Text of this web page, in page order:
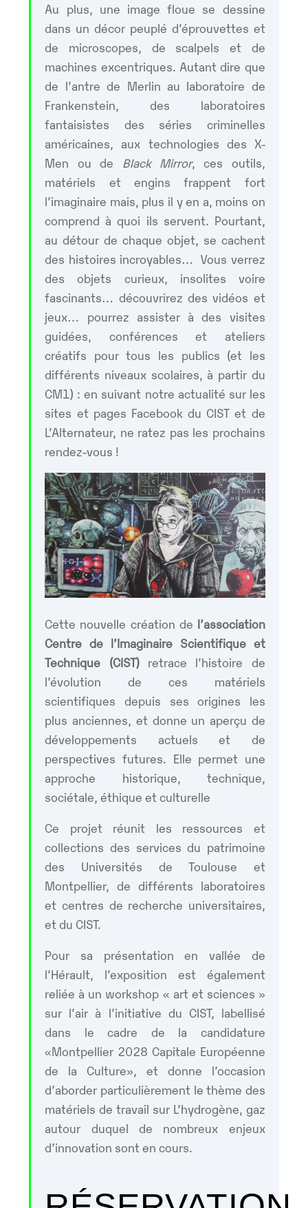
Au plus, une image floue se dessine
dans un décor peuplé d’éprouvettes et
de microscopes, de scalpels et de
machines excentriques. Autant dire que
de l’antre de Merlin au laboratoire de
Frankenstein, des laboratoires
fantaisistes des séries criminelles
américaines, aux technologies des X-
Men ou de Black Mirror, ces outils,
matériels et engins frappent fort
l’imaginaire mais, plus il y en a, moins on
comprend à quoi ils servent. Pourtant,
au détour de chaque objet, se cachent
des histoires incroyables… Vous verrez
des objets curieux, insolites voire
fascinants… découvrirez des vidéos et
jeux… pourrez assister à des visites
guidées, conférences et ateliers
créatifs pour tous les publics (et les
différents niveaux scolaires, à partir du
CM1) : en suivant notre actualité sur les
sites et pages Facebook du CIST et de
L’Alternateur, ne ratez pas les prochains
rendez-vous !
Cette nouvelle création de l’association
Centre de l’Imaginaire Scientifique et
Technique (CIST)retrace l’histoire de
l’évolution de ces matériels
scientifiques depuis ses origines les
plus anciennes, et donne un aperçu de
développements actuels et de
perspectives futures. Elle permet une
approche historique, technique,
sociétale, éthique et culturelle
Ce projet réunit les ressources et
collections des services du patrimoine
des Universités de Toulouse et
Montpellier, de différents laboratoires
et centres de recherche universitaires,
et du CIST.
Pour sa présentation en vallée de
l’Hérault, l’exposition est également
reliée à un workshop « art et sciences »
sur l’air à l’initiative du CIST, labellisé
dans le cadre de la candidature
«Montpellier 2028 Capitale Européenne
de la Culture», et donne l’occasion
d’aborder particulièrement le thème des
matériels de travail sur L’hydrogène, gaz
autour duquel de nombreux enjeux
d’innovation sont en cours.